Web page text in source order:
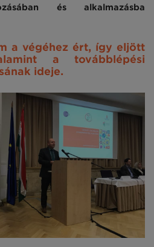
és alkalmazásba
a végéhez ért, így eljött
a továbblépési
ideje.